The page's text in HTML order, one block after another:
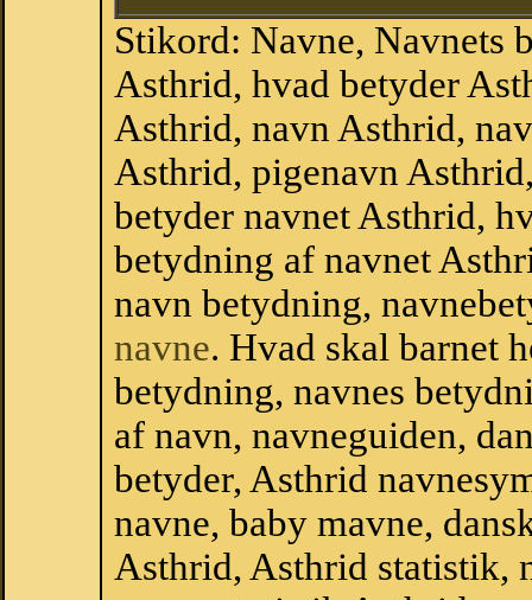
Stikord: Navne, Navnets
Asthrid, hvad betyder
Asthrid, navn Asthrid,
Asthrid, pigenavn
betyder navnet Asthrid,
betydning af navnet
navn betydning,
navne. Hvad skal barnet
betydning, navnes
af navn, navneguiden,
betyder, Asthrid
navne, baby mavne,
Asthrid, Asthrid statistik,